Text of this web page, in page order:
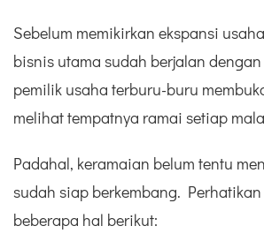
Sebelum memikirkan ekspansi usaha
bisnis utama sudah berjalan
pemilik usaha terburu-buru
melihat tempatnya ramai setiap
Padahal, keramaian belum tentu
sudah siap berkembang.
beberapa hal berikut: